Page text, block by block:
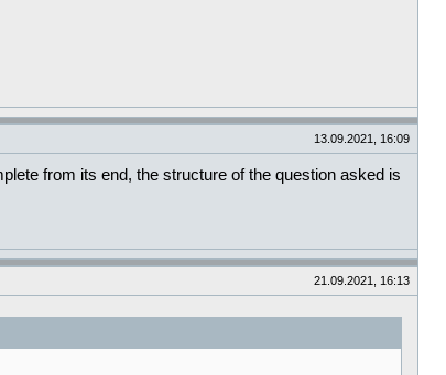
13.09.2021, 16:09
from its end, the structure of the question asked is
21.09.2021, 16:13